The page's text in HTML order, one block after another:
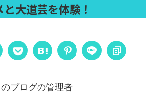
大道芸を体験！
ブログの管理者